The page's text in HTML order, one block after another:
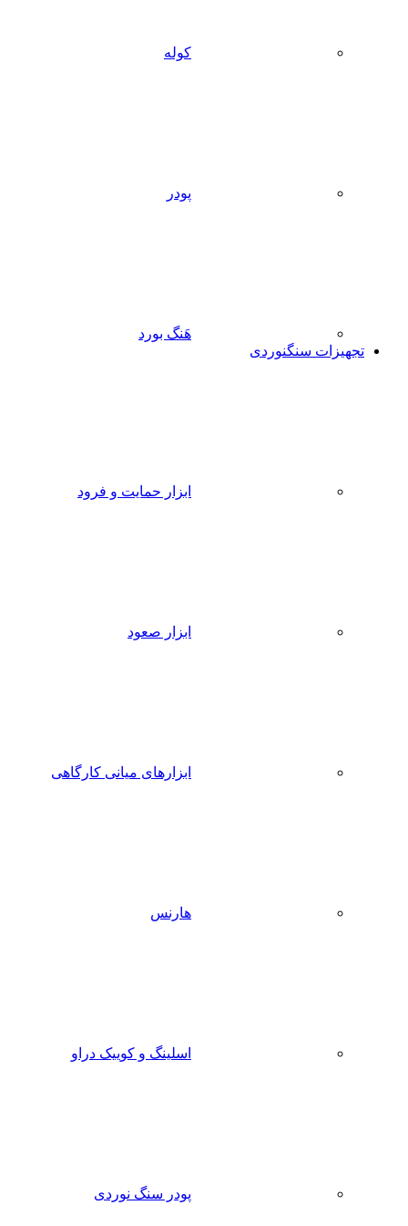
کوله
پودر
هَنگ بورد
تجهیزات سنگنوردی
ابزار حمایت و فرود
ابزار صعود
ابزارهای میانی کارگاهی
هارنس
اسلینگ و کوییک دراو
پودر سنگ نوردی